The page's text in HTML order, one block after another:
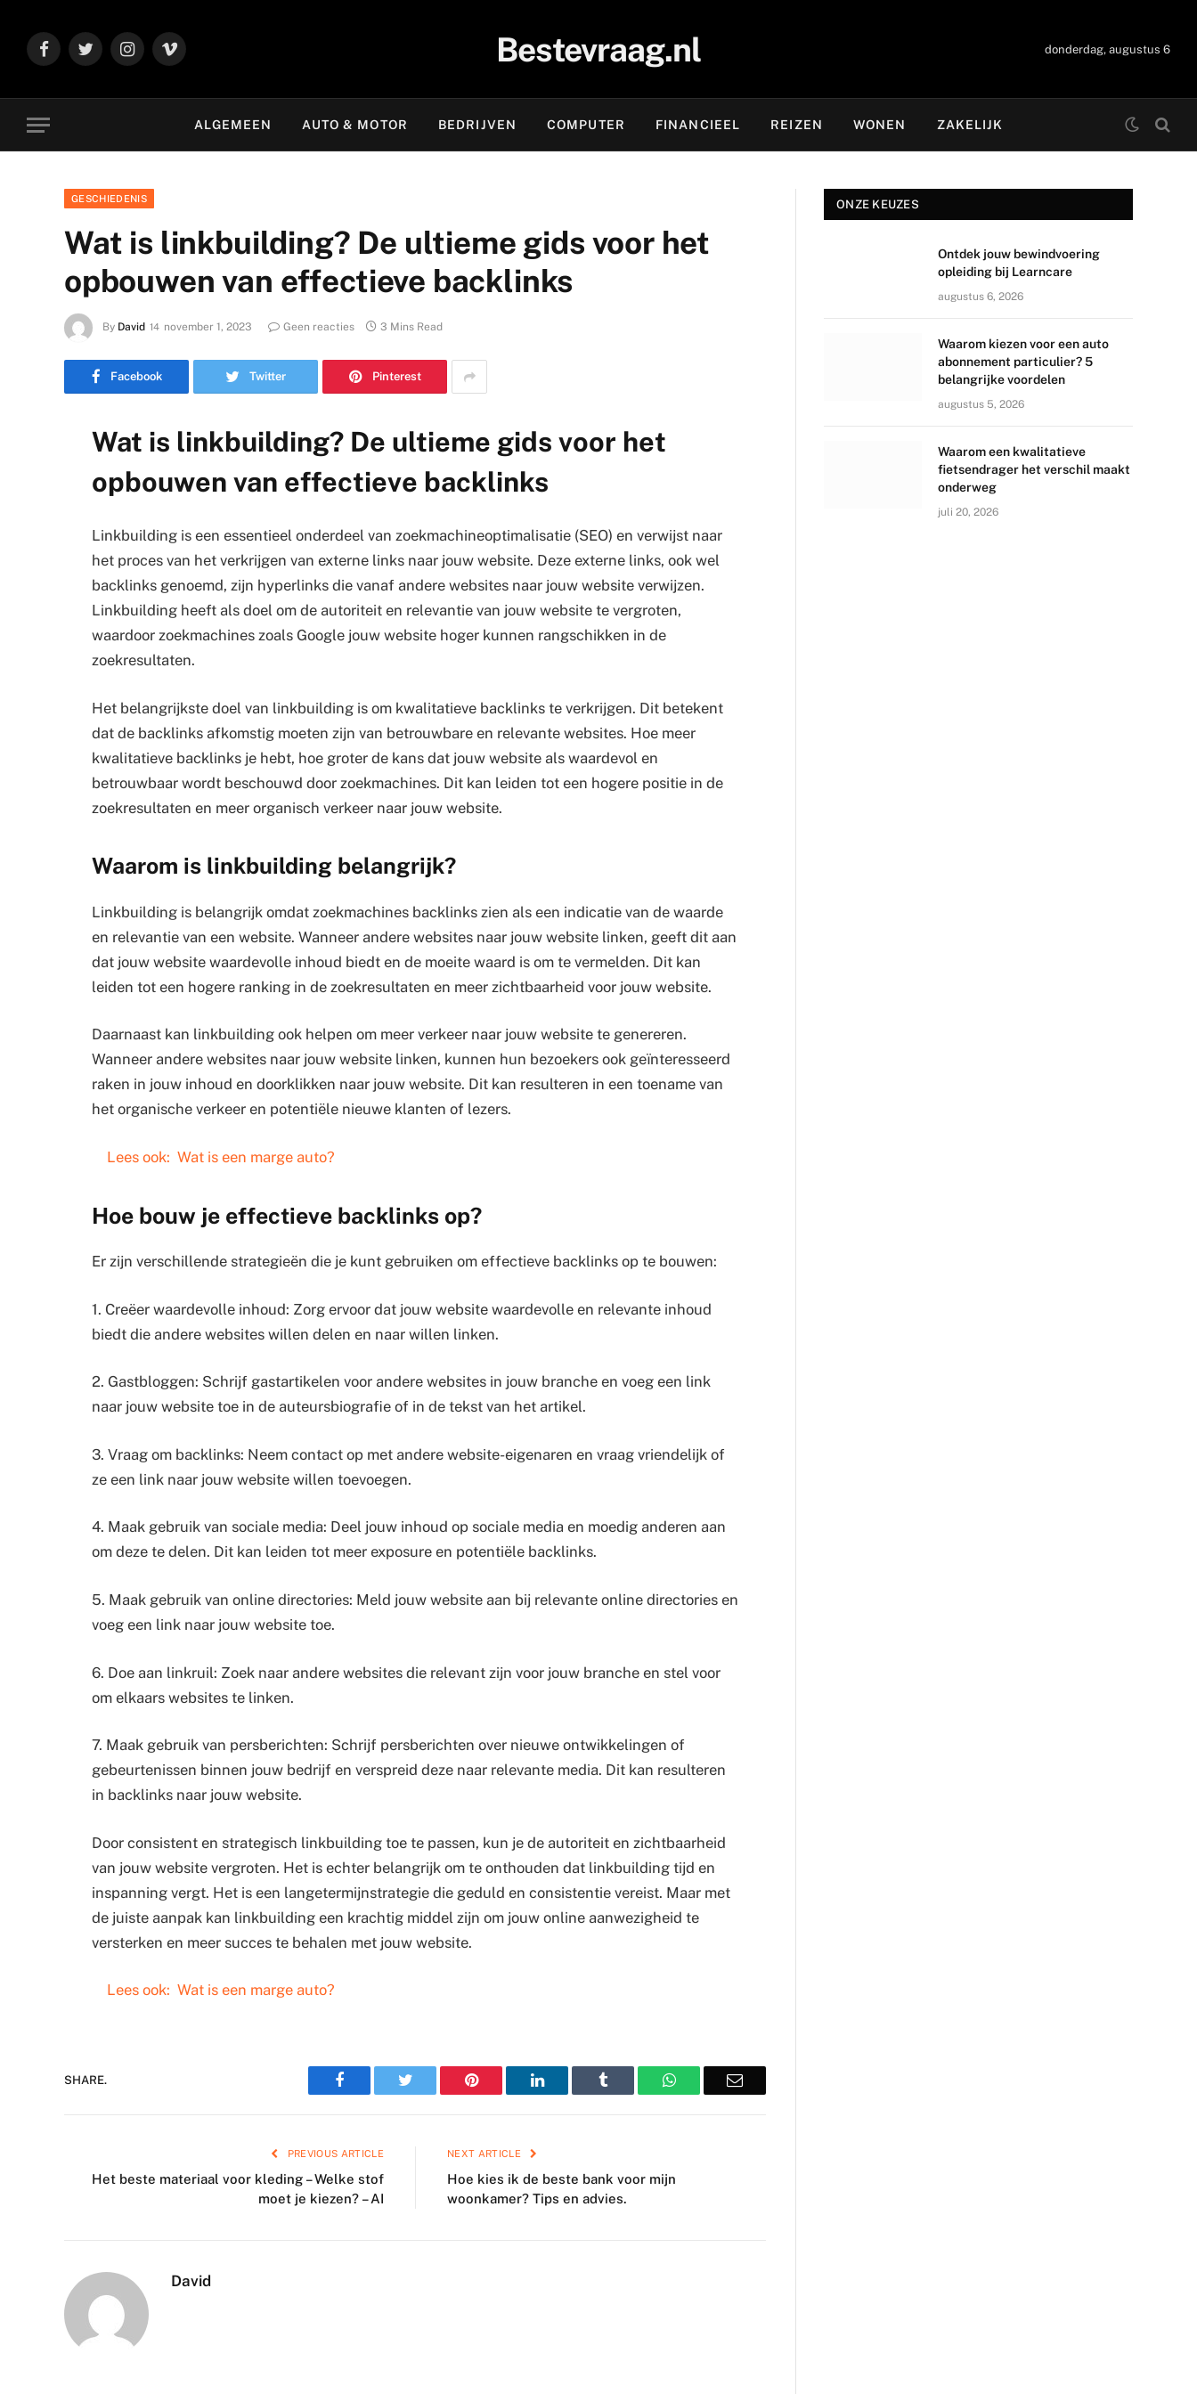
FacebookTwitter Instagram
Vimeo Bestevraag.nl donderdag, augustus 6
ALGEMEEN AUTO & MOTOR BEDRIJVEN COMPUTER FINANCIEEL REIZEN WONEN ZAKELIJK
GESCHIEDENIS
Wat is linkbuilding? De ultieme gids voor het
opbouwen van effectieve backlinks
By David november 1, 2023 Geen reacties 3 Mins Read
Facebook Twitter Pinterest
Wat is linkbuilding? De ultieme gids voor het
opbouwen van effectieve backlinks
Linkbuilding is een essentieel onderdeel van zoekmachineoptimalisatie (SEO) en verwijst naar
het proces van het verkrijgen van externe links naar jouw website. Deze externe links, ook wel
backlinks genoemd, zijn hyperlinks die vanaf andere websites naar jouw website verwijzen.
Linkbuilding heeft als doel om de autoriteit en relevantie van jouw website te vergroten,
waardoor zoekmachines zoals Google jouw website hoger kunnen rangschikken in de
zoekresultaten.
Het belangrijkste doel van linkbuilding is om kwalitatieve backlinks te verkrijgen. Dit betekent
dat de backlinks afkomstig moeten zijn van betrouwbare en relevante websites. Hoe meer
kwalitatieve backlinks je hebt, hoe groter de kans dat jouw website als waardevol en
betrouwbaar wordt beschouwd door zoekmachines. Dit kan leiden tot een hogere positie in de
zoekresultaten en meer organisch verkeer naar jouw website.
Waarom is linkbuilding belangrijk?
Linkbuilding is belangrijk omdat zoekmachines backlinks zien als een indicatie van de waarde
en relevantie van een website. Wanneer andere websites naar jouw website linken, geeft dit aan
dat jouw website waardevolle inhoud biedt en de moeite waard is om te vermelden. Dit kan
leiden tot een hogere ranking in de zoekresultaten en meer zichtbaarheid voor jouw website.
Daarnaast kan linkbuilding ook helpen om meer verkeer naar jouw website te genereren.
Wanneer andere websites naar jouw website linken, kunnen hun bezoekers ook geïnteresseerd
raken in jouw inhoud en doorklikken naar jouw website. Dit kan resulteren in een toename van
het organische verkeer en potentiële nieuwe klanten of lezers.
Lees ook: Wat is een marge auto?
Hoe bouw je effectieve backlinks op?
Er zijn verschillende strategieën die je kunt gebruiken om effectieve backlinks op te bouwen:
1. Creëer waardevolle inhoud: Zorg ervoor dat jouw website waardevolle en relevante inhoud
biedt die andere websites willen delen en naar willen linken.
2. Gastbloggen: Schrijf gastartikelen voor andere websites in jouw branche en voeg een link
naar jouw website toe in de auteursbiografie of in de tekst van het artikel.
3. Vraag om backlinks: Neem contact op met andere website-eigenaren en vraag vriendelijk of
ze een link naar jouw website willen toevoegen.
4. Maak gebruik van sociale media: Deel jouw inhoud op sociale media en moedig anderen aan
om deze te delen. Dit kan leiden tot meer exposure en potentiële backlinks.
5. Maak gebruik van online directories: Meld jouw website aan bij relevante online directories en
voeg een link naar jouw website toe.
6. Doe aan linkruil: Zoek naar andere websites die relevant zijn voor jouw branche en stel voor
om elkaars websites te linken.
7. Maak gebruik van persberichten: Schrijf persberichten over nieuwe ontwikkelingen of
gebeurtenissen binnen jouw bedrijf en verspreid deze naar relevante media. Dit kan resulteren
in backlinks naar jouw website.
Door consistent en strategisch linkbuilding toe te passen, kun je de autoriteit en zichtbaarheid
van jouw website vergroten. Het is echter belangrijk om te onthouden dat linkbuilding tijd en
inspanning vergt. Het is een langetermijnstrategie die geduld en consistentie vereist. Maar met
de juiste aanpak kan linkbuilding een krachtig middel zijn om jouw online aanwezigheid te
versterken en meer succes te behalen met jouw website.
Lees ook: Wat is een marge auto?
SHARE. Facebook Twitter Pinterest LinkedIn Tumblr WhatsAppEmail
PREVIOUS ARTICLE
Het beste materiaal voor kleding – Welke stof
moet je kiezen? – AI
NEXT ARTICLE
Hoe kies ik de beste bank voor mijn
woonkamer? Tips en advies.
David
ONZE KEUZES
Ontdek jouw bewindvoering
opleiding bij Learncare
augustus 6, 2026
Waarom kiezen voor een auto
abonnement particulier? 5
belangrijke voordelen
augustus 5, 2026
Waarom een kwalitatieve
fietsendrager het verschil maakt
onderweg
juli 20, 2026